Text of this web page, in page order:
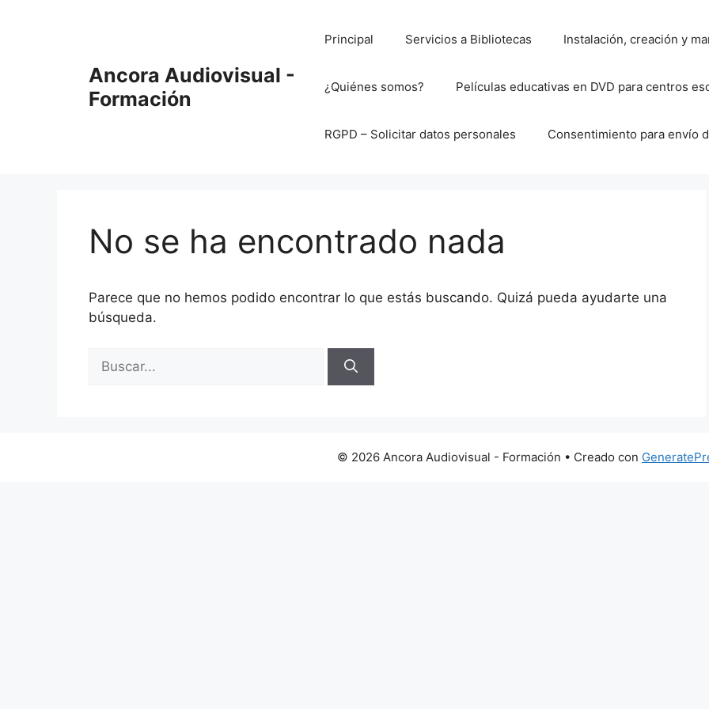
Ancora Audiovisual -
Formación
Principal Servicios a Bibliotecas Instalación, creación y
¿Quiénes somos? Películas educativas en DVD para centros
RGPD – Solicitar datos personales Consentimiento para envío
No se ha encontrado nada
Parece que no hemos podido encontrar lo que estás buscando. Quizá pueda ayudarte una
búsqueda.
© 2026 Ancora Audiovisual - Formación • Creado con